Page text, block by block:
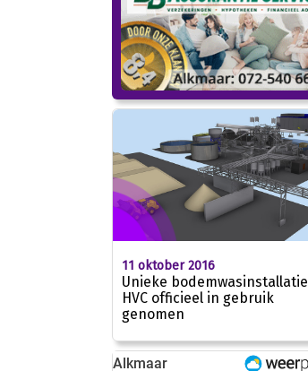
11 oktober 2016
Unieke bodemwasinstallatie
HVC officieel in gebruik
genomen